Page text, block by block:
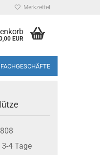
Merkzettel
EUR
3-4 Tage